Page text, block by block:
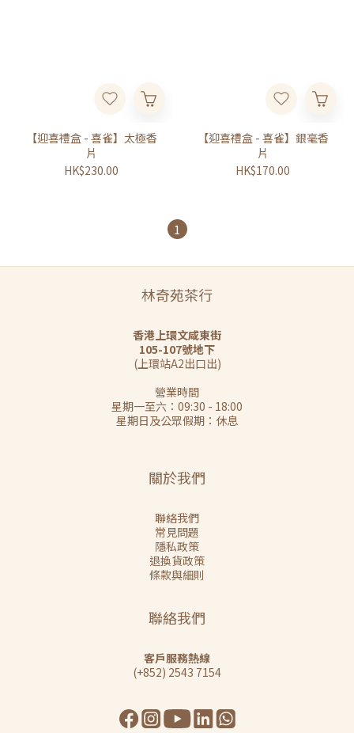
【迎喜禮盒 - 喜雀】太極香
片
HK$230.00
【迎喜禮盒 - 喜雀】銀毫香
片
HK$170.00
1
林奇苑茶行
香港上環文咸東街
105-107號地下
(上環站A2出口出)
營業時間
星期一至六：09:30 - 18:00
星期日及公眾假期：休息
關於我們
聯絡我們
常見問題
隱私政策
退換貨政策
條款與細則
聯絡我們
客戶服務熱線
(+852) 2543 7154